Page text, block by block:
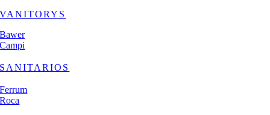
VANITORYS
Bawer
Campi
SANITARIOS
Ferrum
Roca